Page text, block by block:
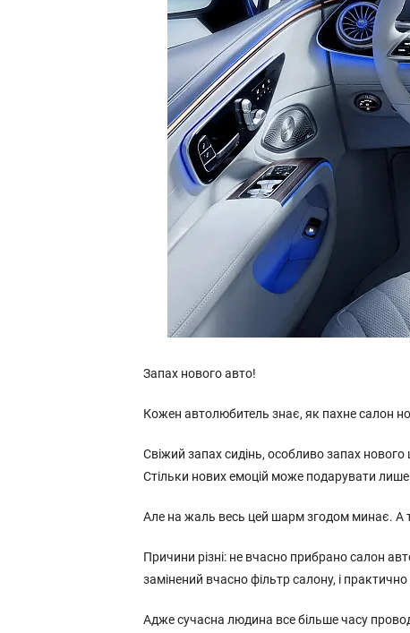
Запах нового авто!
Кожен автолюбитель знає, як пахне салон
Свіжий запах сидінь, особливо запах
Стільки нових емоцій може подарувати
Але на жаль весь цей шарм згодом минає. А
Причини різні: не вчасно прибрано салон
замінений вчасно фільтр салону, і
Адже сучасна людина все більше часу